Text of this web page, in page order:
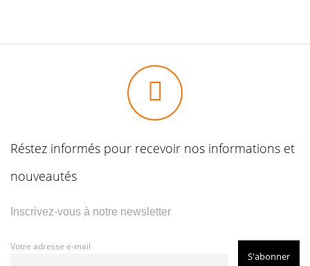
Réstez informés pour recevoir nos informations et
nouveautés
Inscrivez-vous à notre newsletter
Votre adresse e-mail